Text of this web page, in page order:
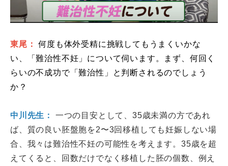
東尾：
何度も体外受精に挑戦してもうまくいかな
い、「難治性不妊」について伺います。まず、何回く
らいの不成功で「難治性」と判断されるのでしょう
か？
中川先生：
一つの目安として、35歳未満の方であれ
ば、質の良い胚盤胞を2〜3回移植しても妊娠しない場
合、我々は難治性不妊の可能性を考えます。35歳を超
えてくると、回数だけでなく移植した胚の個数、例え